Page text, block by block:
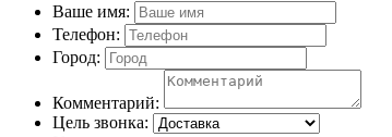
Ваше имя:
Телефон:
Город:
Комментарий:
Цель звонка: